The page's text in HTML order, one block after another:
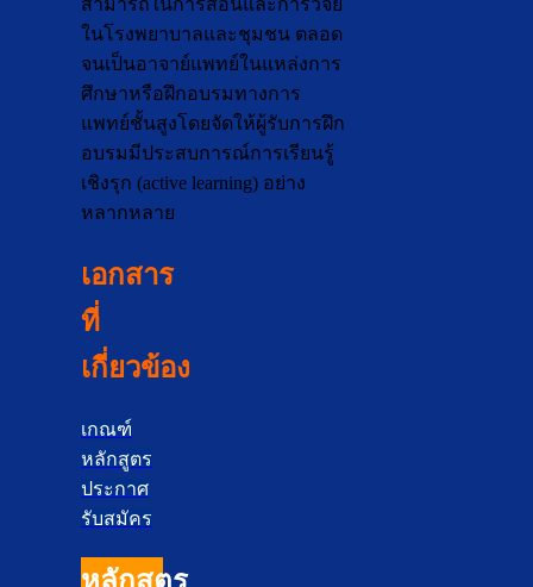
สามารถในการสอนและการวิจัย
ในโรงพยาบาลและชุมชน ตลอด
จนเป็นอาจาย์แพทย์ในแหล่งการ
ศึกษาหรือฝึกอบรมทางการ
แพทย์ชั้นสูงโดยจัดให้ผู้รับการฝึก
อบรมมีประสบการณ์การเรียนรู้
เชิงรุก (active learning) อย่าง
หลากหลาย
เอกสาร
ที่
เกี่ยวข้อง
เกณฑ์
หลักสูตร
ประกาศ
รับสมัคร